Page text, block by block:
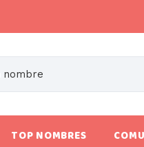
TOP NOMBRES